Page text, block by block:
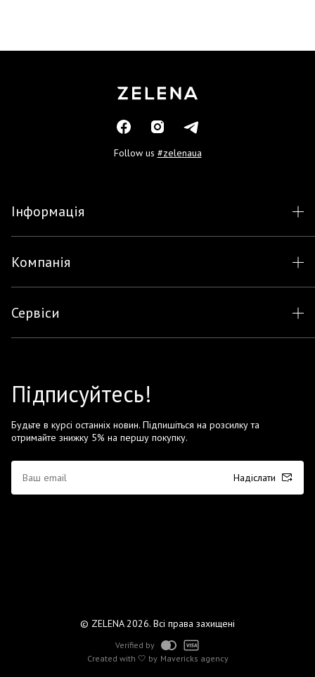
Follow us #zelenaua
Інформація
Компанія
Сервіси
Підписуйтесь!
Будьте в курсі останніх новин. Підпишіться на розсилку та
отримайте знижку 5% на першу покупку.
Надіслати
© ZELENA 2026. Всі права захищені
Created with 🤍 by Mavericks agency
Verified by